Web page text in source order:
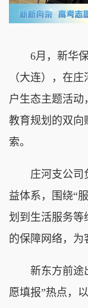
6月，新华
（大连），在
户生态主题活动
教育规划的双向
索。
庄河支公司
益体系，围绕“
划到生活服务等
的保障网络，为
新东方前途
愿填报”热点，